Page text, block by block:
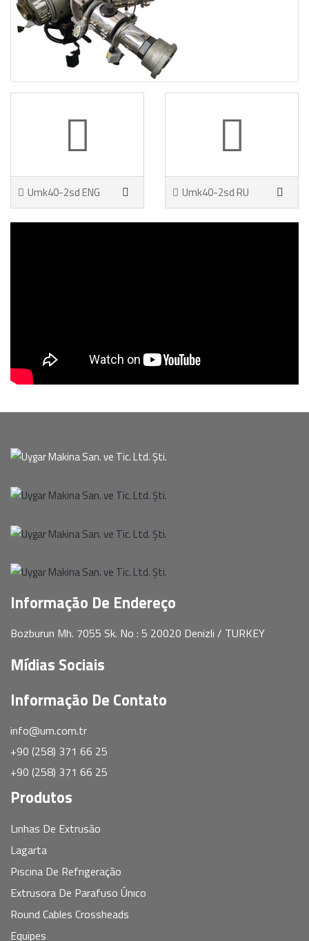
Umk40-2sd ENG Umk40-2sd RU
Informação De Endereço
Bozburun Mh. 7055 Sk. No : 5 20020 Denizli / TURKEY
Mídias Sociais
Informação De Contato
info@um.com.tr
+90 (258) 371 66 25
+90 (258) 371 66 25
Produtos
Lınhas De Extrusão
Lagarta
Pıscına De Refrıgeração
Extrusora De Parafuso Únıco
Round Cables Crossheads
Equipes